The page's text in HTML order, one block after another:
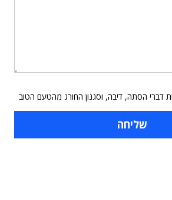
דברי הסתה, דיבה, וסגנון החורג מהטעם הטוב